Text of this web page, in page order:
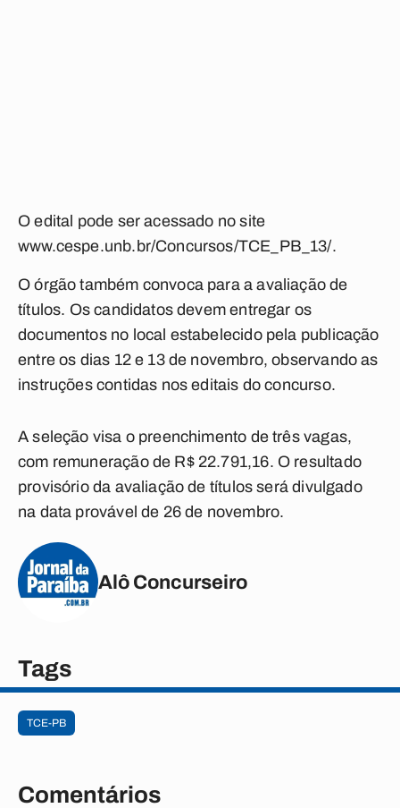
O edital pode ser acessado no site
www.cespe.unb.br/Concursos/TCE_PB_13/.
O órgão também convoca para a avaliação de
títulos. Os candidatos devem entregar os
documentos no local estabelecido pela publicação
entre os dias 12 e 13 de novembro, observando as
instruções contidas nos editais do concurso.
A seleção visa o preenchimento de três vagas,
com remuneração de R$ 22.791,16. O resultado
provisório da avaliação de títulos será divulgado
na data provável de 26 de novembro.
Alô Concurseiro
Tags
TCE-PB
Comentários